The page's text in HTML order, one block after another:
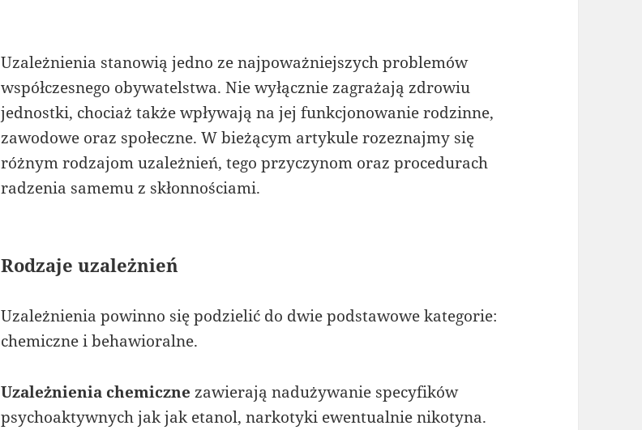
Uzależnienia stanowią jedno ze najpoważniejszych problemów
współczesnego obywatelstwa. Nie wyłącznie zagrażają zdrowiu
jednostki, chociaż także wpływają na jej funkcjonowanie rodzinne,
zawodowe oraz społeczne. W bieżącym artykule rozeznajmy się
różnym rodzajom uzależnień, tego przyczynom oraz procedurach
radzenia samemu z skłonnościami.
Rodzaje uzależnień
Uzależnienia powinno się podzielić do dwie podstawowe kategorie:
chemiczne i behawioralne.
Uzależnienia chemiczne zawierają nadużywanie specyfików
psychoaktywnych jak jak etanol, narkotyki ewentualnie nikotyna.